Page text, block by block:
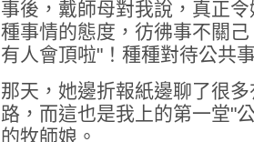
事後，戴師母對我說，真正
種事情的態度，彷彿事不關
有人會頂啦"！種種對待公共
那天，她邊折報紙邊聊了很
路，而這也是我上的第一堂"
的牧師娘。